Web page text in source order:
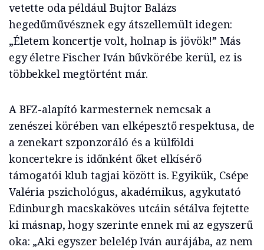
vetette oda például Bujtor Balázs
hegedűművésznek egy átszellemült idegen:
„Életem koncertje volt, holnap is jövök!” Más
egy életre Fischer Iván bűvkörébe kerül, ez is
többekkel megtörtént már.
A BFZ-alapító karmesternek nemcsak a
zenészei körében van elképesztő respektusa, de
a zenekart szponzoráló és a külföldi
koncertekre is időnként őket elkísérő
támogatói klub tagjai között is. Egyikük, Csépe
Valéria pszichológus, akadémikus, agykutató
Edinburgh macskaköves utcáin sétálva fejtette
ki másnap, hogy szerinte ennek mi az egyszerű
oka: „Aki egyszer belelép Iván aurájába, az nem